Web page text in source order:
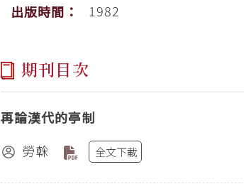
出版時間：
1982
期刊目次
再論漢代的亭制
勞榦
全文下載